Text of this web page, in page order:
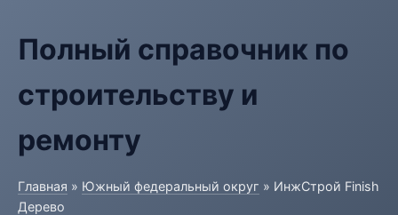
Полный справочник по
строительству и
ремонту
Главная » Южный федеральный округ » ИнжСтрой Finish
Дерево